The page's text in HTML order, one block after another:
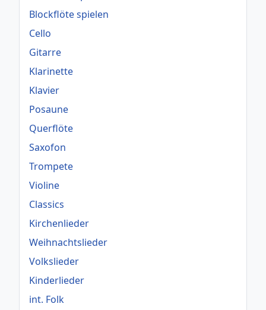
Blockflöte spielen
Cello
Gitarre
Klarinette
Klavier
Posaune
Querflöte
Saxofon
Trompete
Violine
Classics
Kirchenlieder
Weihnachtslieder
Volkslieder
Kinderlieder
int. Folk